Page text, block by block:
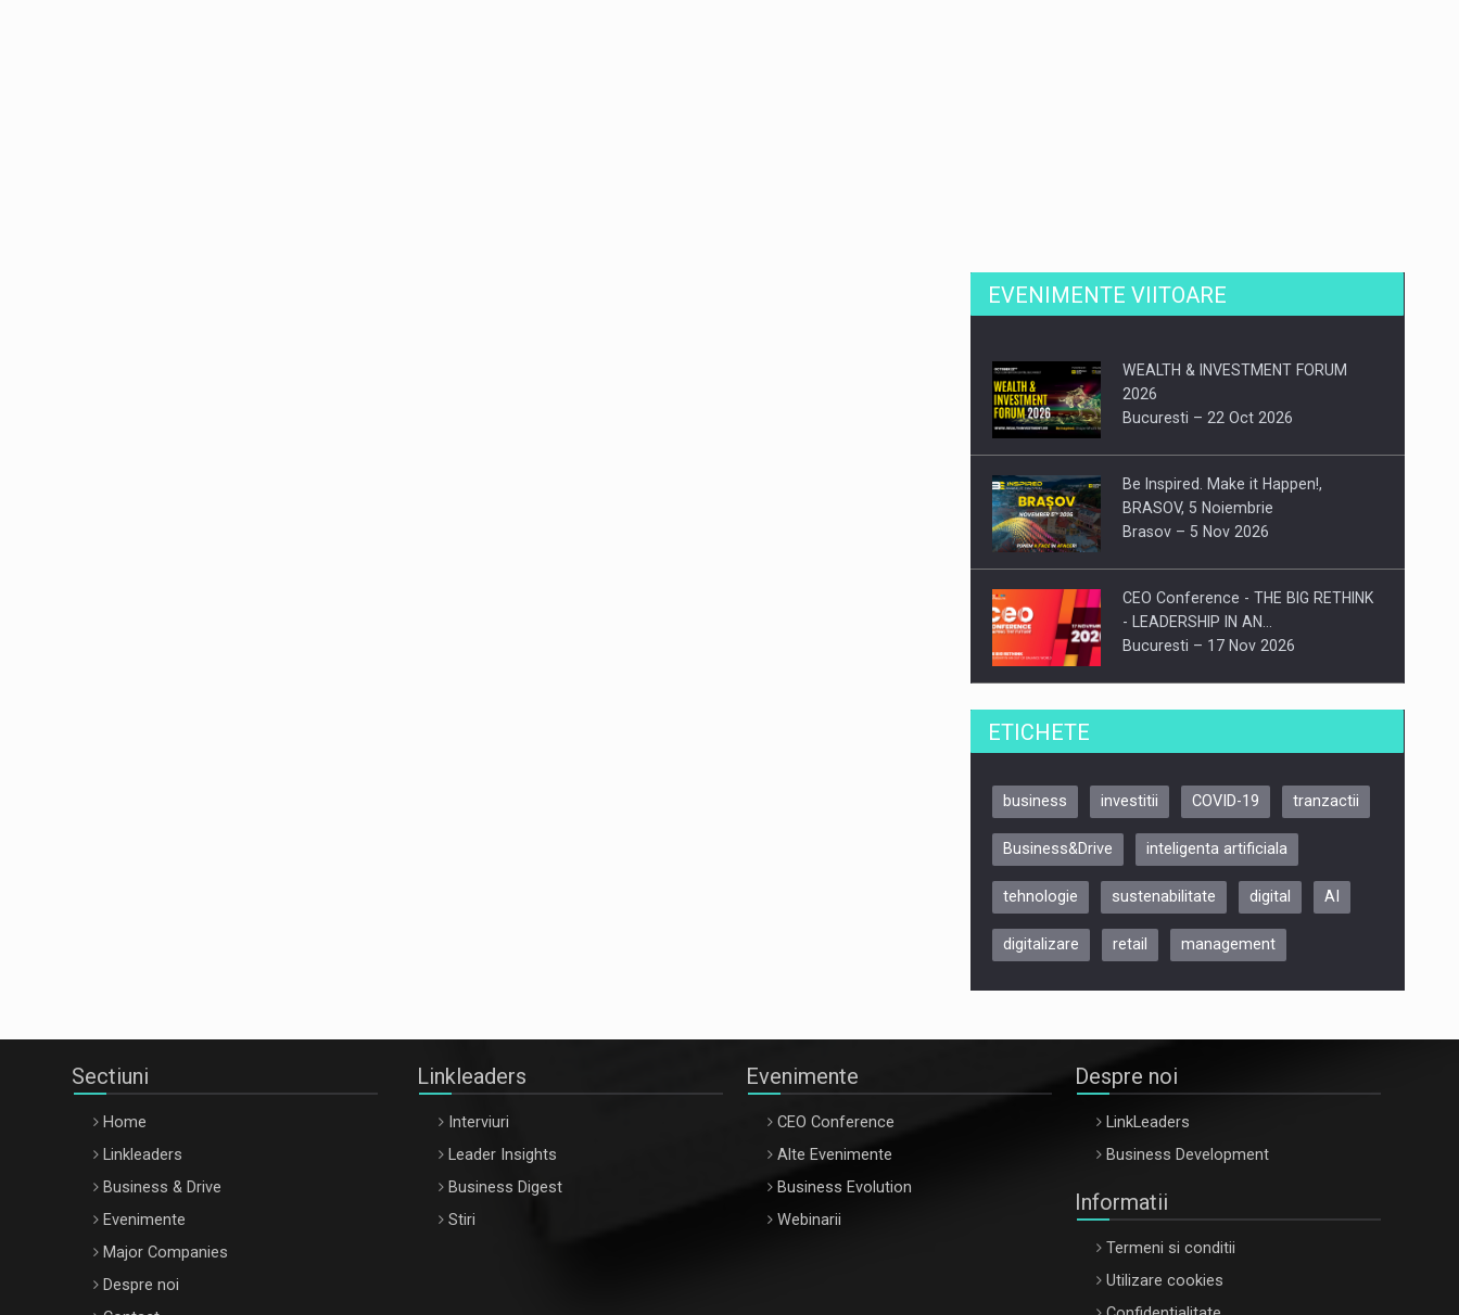
EVENIMENTE VIITOARE
WEALTH & INVESTMENT FORUM
2026
Bucuresti – 22 Oct 2026
Be Inspired. Make it Happen!,
BRASOV, 5 Noiembrie
Brasov – 5 Nov 2026
CEO Conference - THE BIG RETHINK
- LEADERSHIP IN AN…
Bucuresti – 17 Nov 2026
Be Inspired. Make it Happen!, CLUJ, 9
ARTEMIS LETO, ORADEA, 8
Oradea – 8 Oct 2026
ETICHETE
business investitii COVID-19 tranzactii
Business&Drive inteligenta artificiala
tehnologie sustenabilitate digital AI
digitalizare retail management
Sectiuni
Home
Linkleaders
Business & Drive
Evenimente
Major Companies
Despre noi
Linkleaders
Interviuri
Leader Insights
Business Digest
Stiri
Evenimente
CEO Conference
Alte Evenimente
Business Evolution
Webinarii
Despre noi
LinkLeaders
Business Development
Informatii
Termeni si conditii
Utilizare cookies